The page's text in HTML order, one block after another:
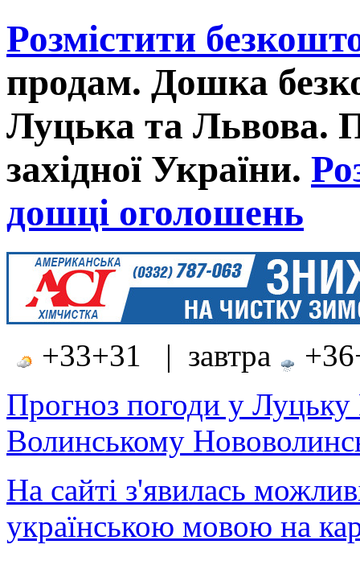
Розмістити
продам. Дошка
Луцька та Львова.
західної України.
дошці оголошень
+33+31 | завтра
Прогноз погоди у
Волинському
На сайті з'явилась
українською мовою на